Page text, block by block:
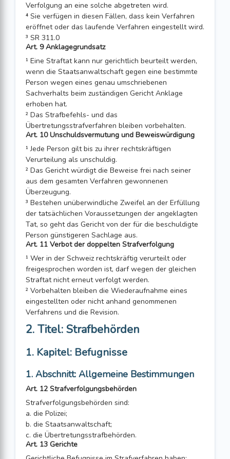
Verfolgung an eine solche abgetreten wird.
⁴ Sie verfügen in diesen Fällen, dass kein Verfahren
eröffnet oder das laufende Verfahren eingestellt wird.
³ SR 311.0
Art. 9 Anklagegrundsatz
¹ Eine Straftat kann nur gerichtlich beurteilt werden,
wenn die Staatsanwaltschaft gegen eine bestimmte
Person wegen eines genau umschriebenen
Sachverhalts beim zuständigen Gericht Anklage
erhoben hat.
² Das Strafbefehls- und das
Übertretungsstrafverfahren bleiben vorbehalten.
Art. 10 Unschuldsvermutung und Beweiswürdigung
¹ Jede Person gilt bis zu ihrer rechtskräftigen
Verurteilung als unschuldig.
² Das Gericht würdigt die Beweise frei nach seiner
aus dem gesamten Verfahren gewonnenen
Überzeugung.
³ Bestehen unüberwindliche Zweifel an der Erfüllung
der tatsächlichen Voraussetzungen der angeklagten
Tat, so geht das Gericht von der für die beschuldigte
Person günstigeren Sachlage aus.
Art. 11 Verbot der doppelten Strafverfolgung
¹ Wer in der Schweiz rechtskräftig verurteilt oder
freigesprochen worden ist, darf wegen der gleichen
Straftat nicht erneut verfolgt werden.
² Vorbehalten bleiben die Wiederaufnahme eines
eingestellten oder nicht anhand genommenen
Verfahrens und die Revision.
2. Titel: Strafbehörden
1. Kapitel: Befugnisse
1. Abschnitt: Allgemeine Bestimmungen
Art. 12 Strafverfolgungsbehörden
Strafverfolgungsbehörden sind:
a. die Polizei;
b. die Staatsanwaltschaft;
c. die Übertretungsstrafbehörden.
Art. 13 Gerichte